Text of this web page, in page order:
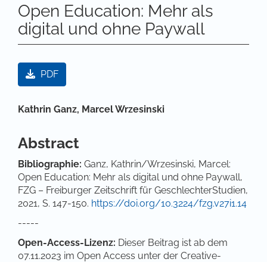
Open Education: Mehr als
digital und ohne Paywall
Artikel-Sidebar
PDF
Hauptsächlicher Artikelinhalt
Kathrin Ganz, Marcel Wrzesinski
Abstract
Bibliographie: Ganz, Kathrin/Wrzesinski, Marcel:
Open Education: Mehr als digital und ohne Paywall,
FZG – Freiburger Zeitschrift für GeschlechterStudien,
2021, S. 147-150. https://doi.org/10.3224/fzg.v27i1.14
-----
Open-Access-Lizenz: Dieser Beitrag ist ab dem
07.11.2023 im Open Access unter der Creative-